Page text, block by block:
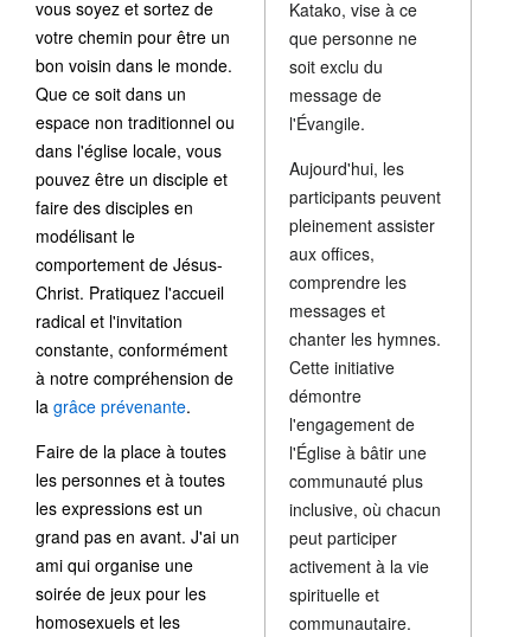
Katako, vise à ce
que personne ne
soit exclu du
message de
l'Évangile.
Aujourd'hui, les
participants peuvent
pleinement assister
aux offices,
comprendre les
messages et
chanter les hymnes.
Cette initiative
démontre
l'engagement de
l'Église à bâtir une
communauté plus
inclusive, où chacun
peut participer
activement à la vie
spirituelle et
communautaire.
vous soyez et sortez de
votre chemin pour être un
bon voisin dans le monde.
Que ce soit dans un
espace non traditionnel ou
dans l'église locale, vous
pouvez être un disciple et
faire des disciples en
modélisant le
comportement de Jésus-
Christ. Pratiquez l'accueil
radical et l'invitation
constante, conformément
à notre compréhension de
la grâce prévenante.
Faire de la place à toutes
les personnes et à toutes
les expressions est un
grand pas en avant. J'ai un
ami qui organise une
soirée de jeux pour les
homosexuels et les